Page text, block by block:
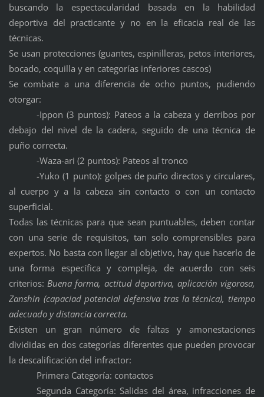
buscando la espectacularidad basada en la habilidad
deportiva del practicante y no en la eficacia real de las
técnicas.
Se usan protecciones (guantes, espinilleras, petos interiores,
bocado, coquilla y en categorías inferiores cascos)
Se combate a una diferencia de ocho puntos, pudiendo
otorgar:
-Ippon (3 puntos): Pateos a la cabeza y derribos por
debajo del nivel de la cadera, seguido de una técnica de
puño correcta.
-Waza-ari (2 puntos): Pateos al tronco
-Yuko (1 punto): golpes de puño directos y circulares,
al cuerpo y a la cabeza sin contacto o con un contacto
superficial.
Todas las técnicas para que sean puntuables, deben contar
con una serie de requisitos, tan solo comprensibles para
expertos. No basta con llegar al objetivo, hay que hacerlo de
una forma específica y compleja, de acuerdo con seis
criterios: Buena forma, actitud deportiva, aplicación vigorosa,
Zanshin (capaciad potencial defensiva tras la técnica), tiempo
adecuado y distancia correcta.
Existen un gran número de faltas y amonestaciones
divididas en dos categorías diferentes que pueden provocar
la descalificación del infractor:
Primera Categoría: contactos
Segunda Categoría: Salidas del área, infracciones de